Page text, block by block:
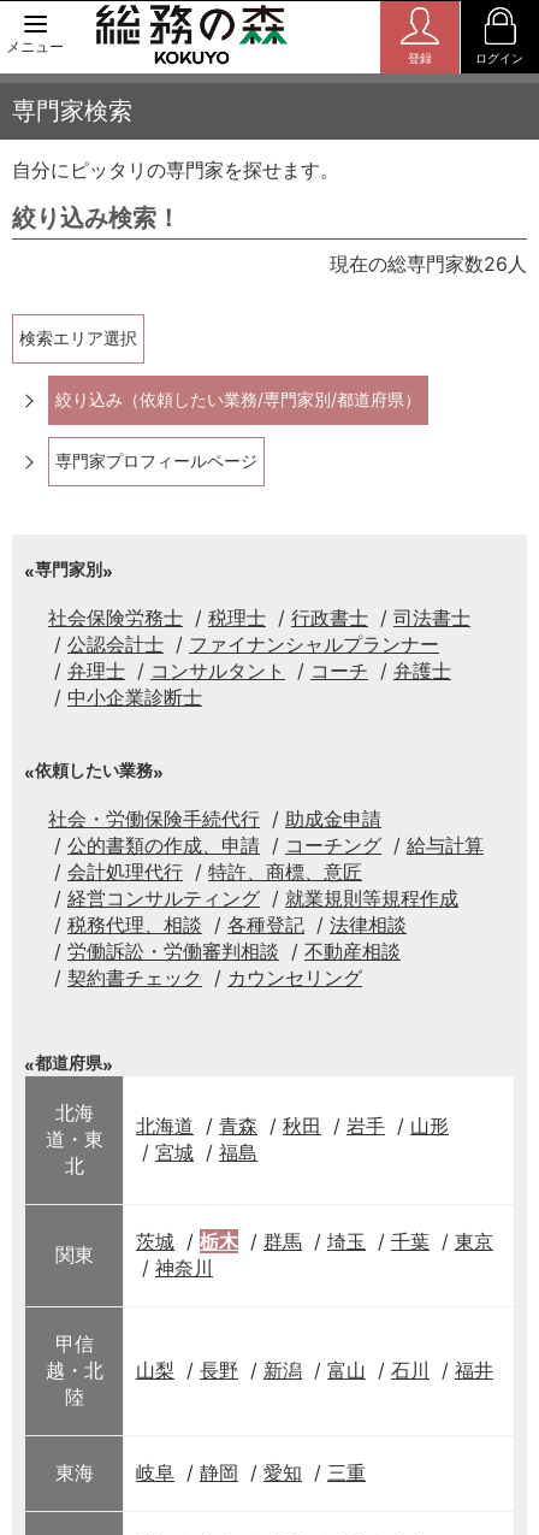
メニュー
登録 ログイン
専門家検索
自分にピッタリの専門家を探せます。
絞り込み検索！
現在の総専門家数26人
検索エリア選択
絞り込み（依頼したい業務/専門家別/都道府県）
専門家プロフィールページ
専門家別
社会保険労務士 税理士 行政書士
司法書士
公認会計士
ファイナンシャルプランナー
弁理士
コンサルタント コーチ
弁護士
中小企業診断士
依頼したい業務
社会・労働保険手続代行
助成金申請
公的書類の作成、申請
コーチング
給与計算
会計処理代行
特許、商標、意匠
経営コンサルティング
就業規則等規程作成
税務代理、相談
各種登記
法律相談
労働訴訟・労働審判相談
不動産相談
契約書チェック
カウンセリング
都道府県
北海
道・東
北
北海道 青森 秋田 岩手
山形
宮城
福島
関東
茨城 栃木 群馬 埼玉 千葉
東京
神奈川
甲信
越・北
陸
山梨 長野 新潟 富山 石川 福井
東海 岐阜 静岡 愛知 三重